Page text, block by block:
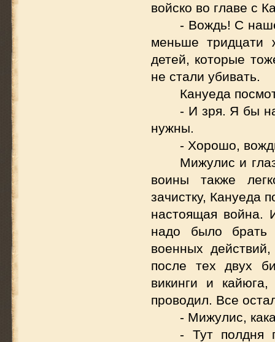
войско во главе с
- Вождь! С
меньше тридцати
детей, которые
не стали убивать.
Кануеда
- И зря. Я бы
нужны.
- Хорошо,
Мижулис и
воины также
зачистку, Кануеда
настоящая война.
надо было брать
военных
после тех двух
викинги и
проводил. Все
- Мижулис,
- Тут полдня